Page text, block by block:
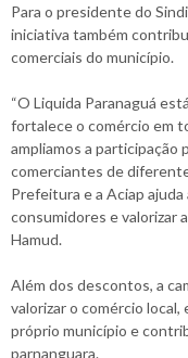
Para o presidente do
iniciativa também
comerciais do município.
“O Liquida Paranaguá
fortalece o comércio em
ampliamos a participação
comerciantes de
Prefeitura e a Aciap
consumidores e valorizar
Hamud.
Além dos descontos, a
valorizar o comércio
próprio município e
parnanguara.